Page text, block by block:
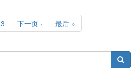
Page
3
Next
page
下一页 ›
Last
page
最后 »
搜索